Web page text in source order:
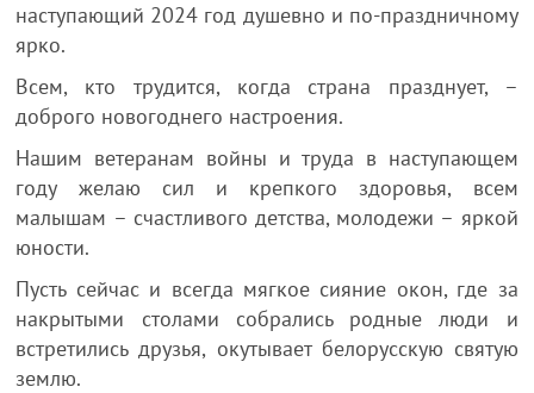
наступающий 2024 год душевно и по-праздничному
ярко.
Всем, кто трудится, когда страна празднует, –
доброго новогоднего настроения.
Нашим ветеранам войны и труда в наступающем
году желаю сил и крепкого здоровья, всем
малышам – счастливого детства, молодежи – яркой
юности.
Пусть сейчас и всегда мягкое сияние окон, где за
накрытыми столами собрались родные люди и
встретились друзья, окутывает белорусскую святую
землю.